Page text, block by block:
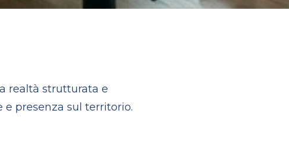
realtà strutturata e
presenza sul territorio.